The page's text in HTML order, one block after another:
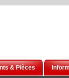
& Pièces